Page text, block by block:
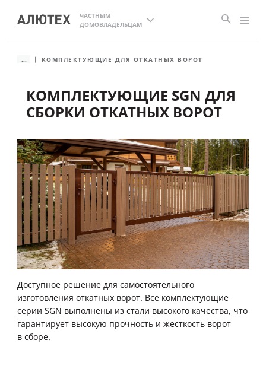
ЧАСТНЫМ
ДОМОВЛАДЕЛЬЦАМ
КОМПЛЕКТУЮЩИЕ SGN ДЛЯ
СБОРКИ ОТКАТНЫХ ВОРОТ
Доступное решение для самостоятельного
изготовления откатных ворот. Все комплектующие
серии SGN выполнены из стали высокого качества, что
гарантирует высокую прочность и жесткость ворот
в сборе.
... КОМПЛЕКТУЮЩИЕ ДЛЯ ОТКАТНЫХ ВОРОТ